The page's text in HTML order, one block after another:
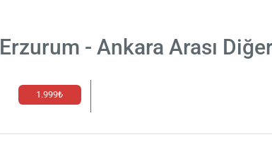
Erzurum - Ankara Arası
1.999₺